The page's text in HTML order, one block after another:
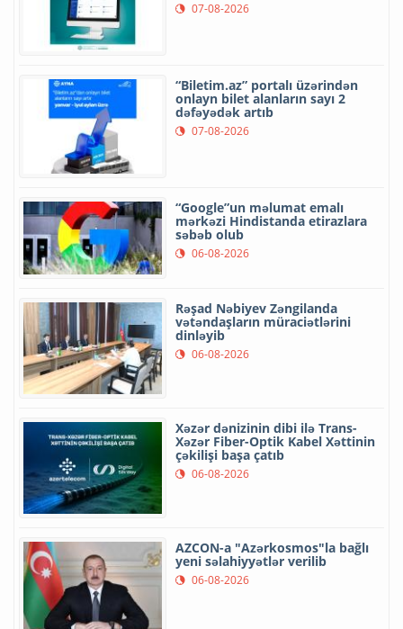
07-08-2026
“Biletim.az” portalı üzərindən
onlayn bilet alanların sayı 2
dəfəyədək artıb
07-08-2026
“Google”un məlumat emalı
mərkəzi Hindistanda etirazlara
səbəb olub
06-08-2026
Rəşad Nəbiyev Zəngilanda
vətəndaşların müraciətlərini
dinləyib
06-08-2026
Xəzər dənizinin dibi ilə Trans-
Xəzər Fiber-Optik Kabel Xəttinin
çəkilişi başa çatıb
06-08-2026
AZCON-a "Azərkosmos"la bağlı
yeni səlahiyyətlər verilib
06-08-2026